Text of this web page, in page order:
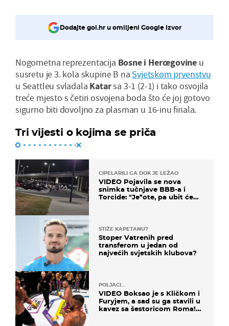
Dodajte gol.hr u omiljeni Google izvor
Nogometna reprezentacija Bosne i Hercegovine u
susretu je 3. kola skupine B na Svjetskom prvenstvu
u Seattleu svladala Katarsa 3-1 (2-1) i tako osvojila
treće mjesto s četiri osvojena boda što će joj gotovo
sigurno biti dovoljno za plasman u 16-inu finala.
Tri vijesti o kojima se priča
CIPELARILI GA DOK JE LEŽAO
VIDEO Pojavila se nova
snimka tučnjave BBB-a i
Torcide: "Je*ote, pa ubit će
STIŽE KAPETANU?
Stoper Vatrenih pred
transferom u jedan od
najvećih svjetskih klubova?
POLJACI...
VIDEO Boksao je s Kličkom i
Furyjem, a sad su ga stavili u
kavez sa šestoricom Roma!